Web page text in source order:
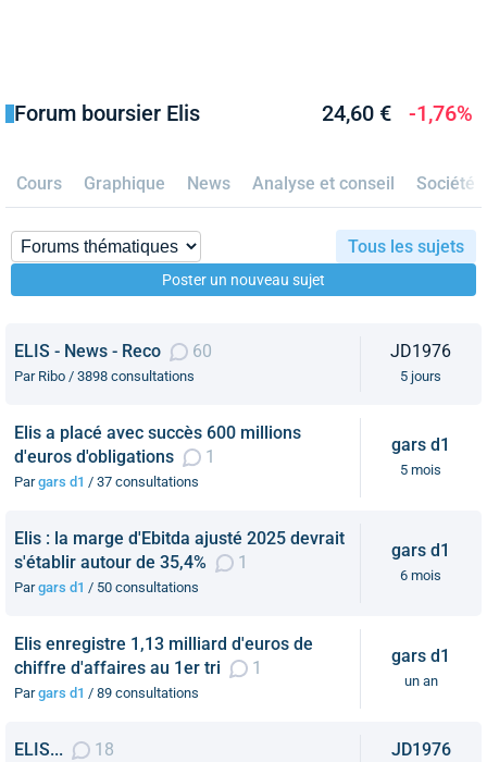
Forum boursier Elis 24,60 € -1,76%
Cours Graphique News Analyse et conseil Société
Tous les sujets
Poster un nouveau sujet
ELIS - News - Reco 60
Par Ribo / 3898 consultations
JD1976
5 jours
Elis a placé avec succès 600 millions
d'euros d'obligations
1
Pargars d1 / 37 consultations
gars d1
5 mois
Elis : la marge d'Ebitda ajusté 2025 devrait
s'établir autour de 35,4%
1
Pargars d1 / 50 consultations
gars d1
6 mois
Elis enregistre 1,13 milliard d'euros de
chiffre d'affaires au 1er tri
1
Pargars d1 / 89 consultations
gars d1
un an
ELIS... 18 JD1976